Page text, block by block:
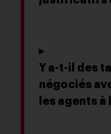
Y a-t-il des
négociés
les agents